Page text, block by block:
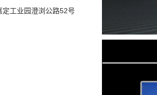
定工业园澄浏公路52号